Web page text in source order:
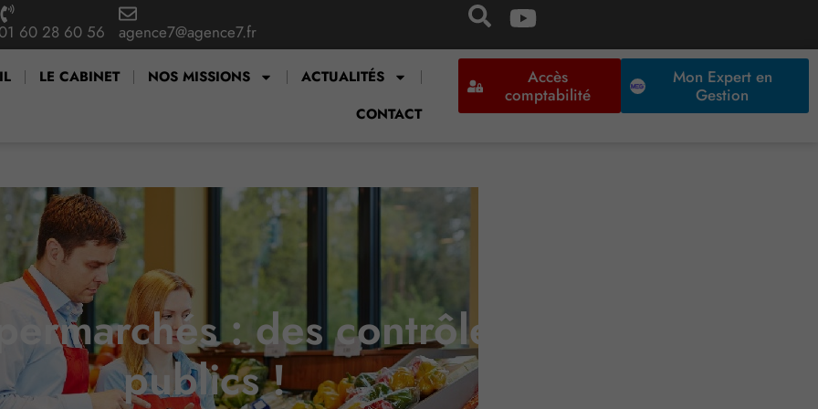
60 28 60 56 agence7@agence7.fr
LE CABINET NOS MISSIONS
ACTUALITÉS
CONTACT
Accès
comptabilité
Mon Expert en
Gestion
: des contrôles sanitaires…
publics !